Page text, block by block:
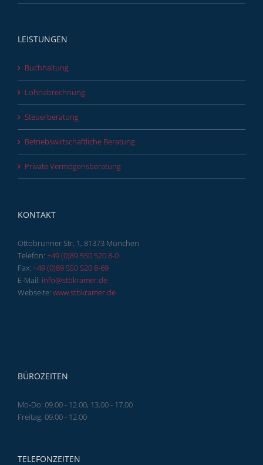
LEISTUNGEN
Buchhaltung
Lohnabrechnung
Steuerberatung
Betriebswirtschaftliche Beratung
Private Vermögensberatung
KONTAKT
Ottobrunner Str. 1, 81373 München
Telefon: +49 (0)89 550 520 8-0
Fax: +49 (0)89 550 520 8-69
E-Mail: info@stbkramer.de
Webseite: www.stbkramer.de
BÜROZEITEN
Mo-Do: 09.00 - 12.00, 13.00 - 17.00
Freitag: 09.00 - 12.00
TELEFONZEITEN